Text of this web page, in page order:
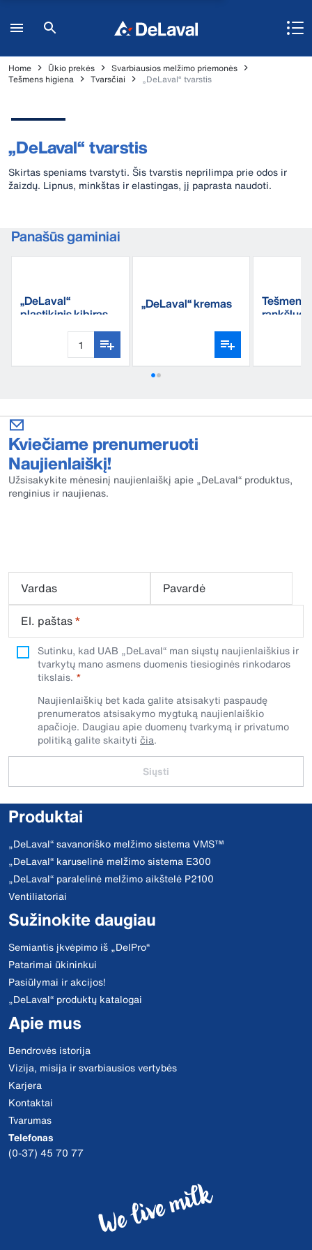
Home Ūkio prekės
Svarbiausios melžimo priemonės
Tešmens higiena
Tvarsčiai „DeLaval“ tvarstis
„DeLaval“ tvarstis
Skirtas speniams tvarstyti. Šis tvarstis neprilimpa prie odos ir
žaizdų. Lipnus, minkštas ir elastingas, jį paprasta naudoti.
Panašūs gaminiai
„DeLaval“
plastikinis kibiras,
„DeLaval“ kremas Tešmens
Kviečiame prenumeruoti
Naujienlaiškį!
Užsisakykite mėnesinį naujienlaiškį apie „DeLaval“ produktus,
renginius ir naujienas.
Vardas
Pavardė
El. paštas*
Sutinku, kad UAB „DeLaval“ man siųstų naujienlaiškius ir
tvarkytų mano asmens duomenis tiesioginės rinkodaros
tikslais.
Naujienlaiškių bet kada galite atsisakyti paspaudę
prenumeratos atsisakymo mygtuką naujienlaiškio
apačioje. Daugiau apie duomenų tvarkymą ir privatumo
politiką galite skaityti čia.
Siųsti
Produktai
„DeLaval“ savanoriško melžimo sistema VMS™
„DeLaval“ karuselinė melžimo sistema E300
„DeLaval“ paralelinė melžimo aikštelė P2100
Ventiliatoriai
Sužinokite daugiau
Semiantis įkvėpimo iš „DelPro“
Patarimai ūkininkui
Pasiūlymai ir akcijos!
„DeLaval“ produktų katalogai
Apie mus
Bendrovės istorija
Vizija, misija ir svarbiausios vertybės
Karjera
Kontaktai
Tvarumas
Telefonas
(0-37) 45 70 77